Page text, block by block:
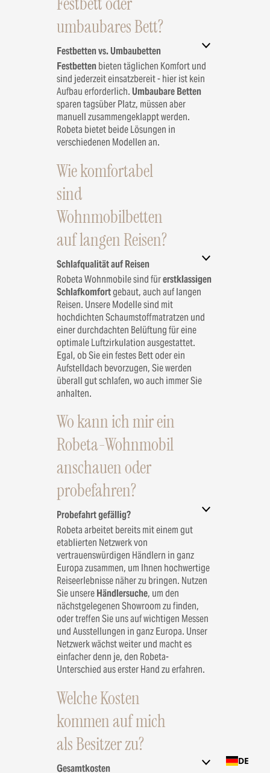
umbaubares Bett?
Festbetten vs. Umbaubetten
Festbettenbieten täglichen Komfort und
sind jederzeit einsatzbereit - hier ist kein
Aufbau erforderlich.Umbaubare Betten
sparen tagsüber Platz, müssen aber
manuell zusammengeklappt werden.
Robeta bietet beide Lösungen in
verschiedenen Modellen an.
Wie komfortabel
sind
Wohnmobilbetten
auf langen Reisen?
Schlafqualität auf Reisen
Robeta Wohnmobile sind fürerstklassigen
Schlafkomfortgebaut, auch auf langen
Reisen. Unsere Modelle sind mit
hochdichten Schaumstoffmatratzen und
einer durchdachten Belüftung für eine
optimale Luftzirkulation ausgestattet.
Egal, ob Sie ein festes Bett oder ein
Aufstelldach bevorzugen, Sie werden
überall gut schlafen, wo auch immer Sie
anhalten.
Wo kann ich mir ein
Robeta-Wohnmobil
anschauen oder
probefahren?
Probefahrt gefällig?
Robeta arbeitet bereits mit einem gut
etablierten Netzwerk von
vertrauenswürdigen Händlern in ganz
Europa zusammen, um Ihnen hochwertige
Reiseerlebnisse näher zu bringen. Nutzen
Sie unsereHändlersuche, um den
nächstgelegenen Showroom zu finden,
oder treffen Sie uns auf wichtigen Messen
und Ausstellungen in ganz Europa. Unser
Netzwerk wächst weiter und macht es
einfacher denn je, den Robeta-
Unterschied aus erster Hand zu erfahren.
Welche Kosten
kommen auf mich
als Besitzer zu?
Gesamtkosten
DE